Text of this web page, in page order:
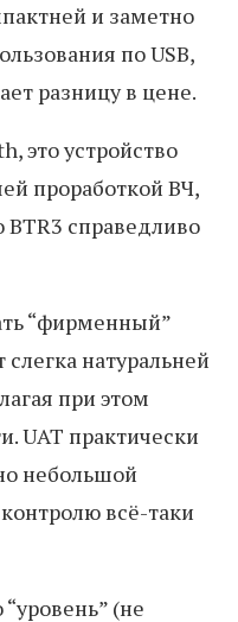
и заметно
по USB,
разницу в цене.
это устройство
проработкой ВЧ,
BTR3 справедливо
“фирменный”
слегка натуральней
при этом
UAT практически
небольшой
всё-таки
(не